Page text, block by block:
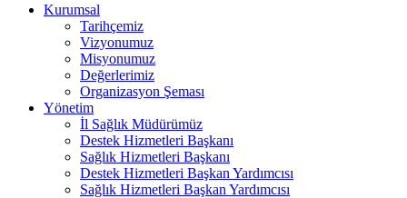
Kurumsal
Tarihçemiz
Vizyonumuz
Misyonumuz
Değerlerimiz
Organizasyon Şeması
Yönetim
İl Sağlık Müdürümüz
Destek Hizmetleri Başkanı
Sağlık Hizmetleri Başkanı
Destek Hizmetleri Başkan Yardımcısı
Sağlık Hizmetleri Başkan Yardımcısı